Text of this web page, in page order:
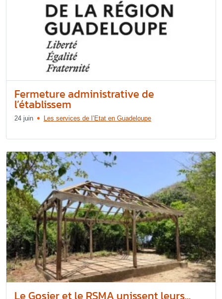
Fermeture administrative de
l’établissem
24 juin Les services de l’Etat en Guadeloupe